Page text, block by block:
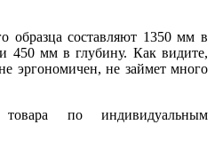
образца составляют 1350 мм в
450 мм в глубину. Как видите,
эргономичен, не займет много
товара по индивидуальным